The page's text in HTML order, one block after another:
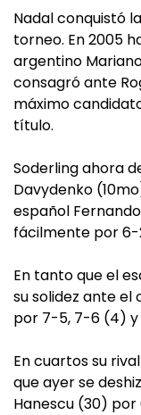
Nadal conquistó
torneo. En 2005
argentino
consagró ante
máximo
título.
Soderling ahora
Davydenko
español
fácilmente por 6-
En tanto que el
su solidez ante el
por 7-5, 7-6 (4) y
En cuartos su
que ayer se
Hanescu (30)